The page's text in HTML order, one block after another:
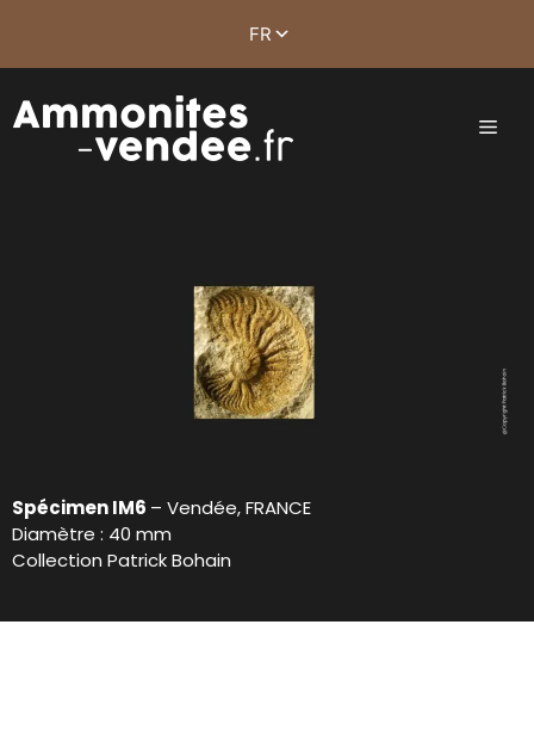
Spécimen IM6 – Vendée, FRANCE
Diamètre : 40 mm
Collection Patrick Bohain